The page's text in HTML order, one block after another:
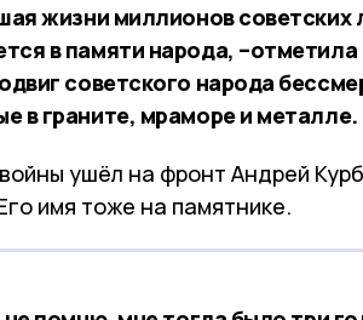
жизни миллионов советских
в памяти народа,
советского народа
в граните, мраморе и металле.
ушёл на фронт Андрей
имя тоже на памятнике.